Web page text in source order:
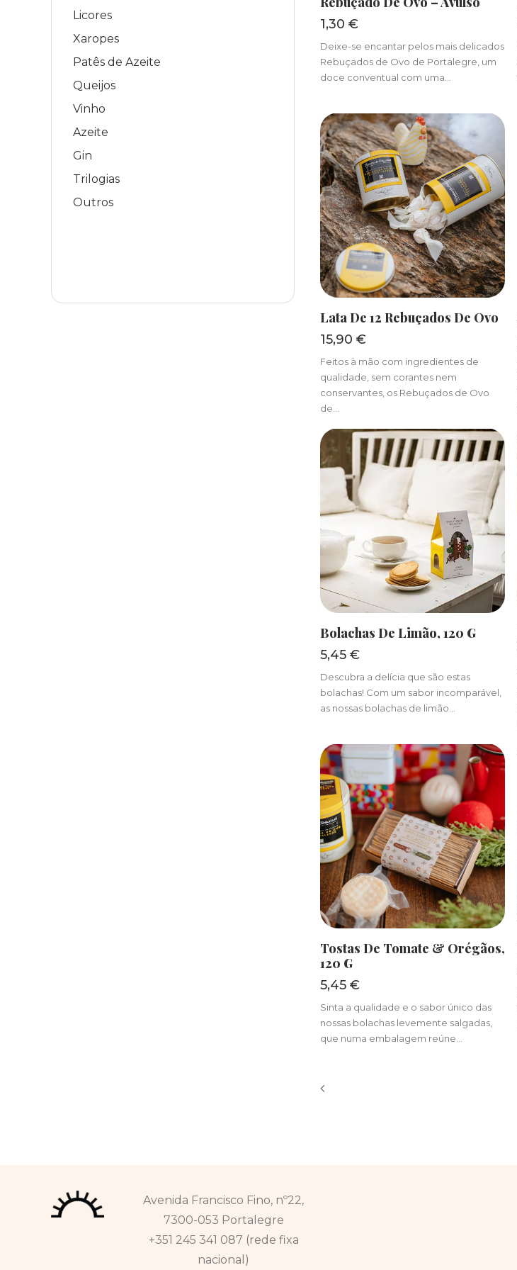
Licores
Xaropes
Patês de Azeite
Queijos
Vinho
Azeite
Gin
Trilogias
Outros
1,30 €
Deixe-se encantar pelos mais delicados
Rebuçados de Ovo de Portalegre, um
doce conventual com uma…
ADICIONAR
Lata De 12 Rebuçados De Ovo
15,90 €
Feitos à mão com ingredientes de
qualidade, sem corantes nem
conservantes, os Rebuçados de Ovo
de…
ADICIONAR
Bolachas De Limão, 120 G
5,45 €
Descubra a delícia que são estas
bolachas! Com um sabor incomparável,
as nossas bolachas de limão…
ADICIONAR
Tostas De Tomate & Orégãos,
120 G
5,45 €
Sinta a qualidade e o sabor único das
nossas bolachas levemente salgadas,
que numa embalagem reúne…
Avenida Francisco Fino, nº22,
7300-053 Portalegre
+351 245 341 087 (rede fixa
nacional)